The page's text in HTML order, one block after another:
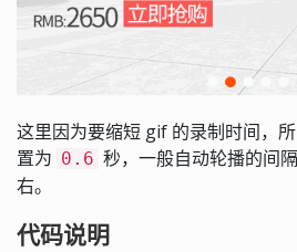
这里因为要缩短 gif 的录制时间，
置为 0.6 秒，一般自动轮播的间
右。
代码说明